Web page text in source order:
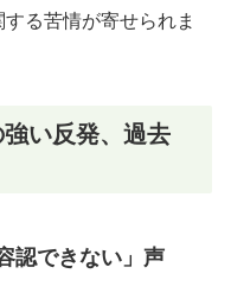
る苦情が寄せられま
い反発、過去
認できない」声